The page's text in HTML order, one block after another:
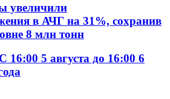
увеличили
в АЧГ на 31%, сохранив
8 млн тонн
16:00 5 августа до 16:00 6